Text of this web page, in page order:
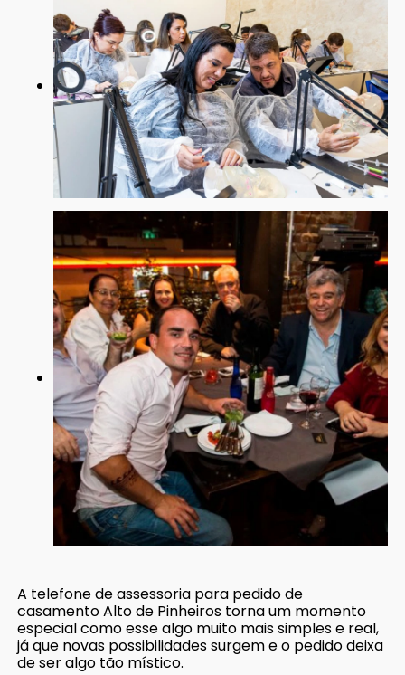
A telefone de assessoria para pedido de
casamento Alto de Pinheiros torna um momento
especial como esse algo muito mais simples e real,
já que novas possibilidades surgem e o pedido deixa
de ser algo tão místico.